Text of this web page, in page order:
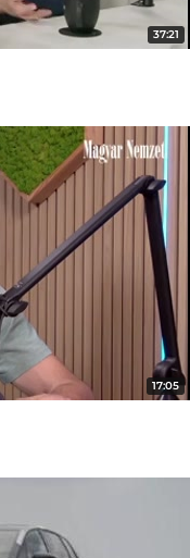
37:21
17:05